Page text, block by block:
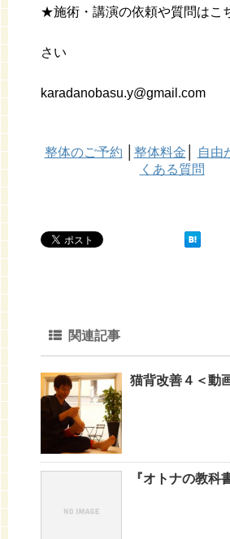
★施術・講演の依頼や質問はこ
さい
karadanobasu.y@gmail.com
整体のご予約 整体料金 自由
くある質問
関連記事
猫背改善４＜動
『オトナの教科